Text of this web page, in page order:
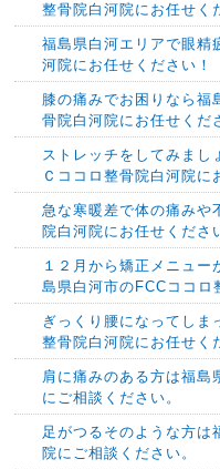
整骨院白河院にお任せく
福島県白河エリアで眼精
河院にお任せください！
膝の痛みでお困りなら福
骨院白河院にお任せくだ
ストレッチをしてみまし
Ｃココロ整骨院白河院に
急な寒暖差で体の痛みや
院白河院にお任せくださ
１２月から矯正メニュ
島県白河市のFCCココロ
ぎっくり腰になってしま
整骨院白河院にお任せく
肩に痛みのある方は福島
にご相談ください。
足がつるそのような方は
院にご相談ください。